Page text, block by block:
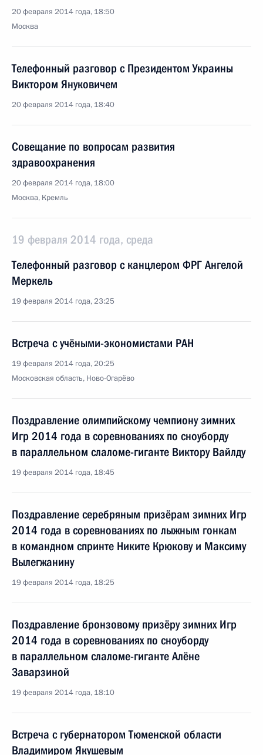
20 февраля 2014 года, 18:50
Москва
Телефонный разговор с Президентом Украины
Виктором Януковичем
20 февраля 2014 года, 18:40
Совещание по вопросам развития
здравоохранения
20 февраля 2014 года, 18:00
Москва, Кремль
19 февраля 2014 года, среда
Телефонный разговор с канцлером ФРГ Ангелой
Меркель
19 февраля 2014 года, 23:25
Встреча с учёными-экономистами РАН
19 февраля 2014 года, 20:25
Московская область, Ново-Огарёво
Поздравление олимпийскому чемпиону зимних
Игр 2014 года в соревнованиях по сноуборду
в параллельном слаломе-гиганте Виктору Вайлду
19 февраля 2014 года, 18:45
Поздравление серебряным призёрам зимних Игр
2014 года в соревнованиях по лыжным гонкам
в командном спринте Никите Крюкову и Максиму
Вылегжанину
19 февраля 2014 года, 18:25
Поздравление бронзовому призёру зимних Игр
2014 года в соревнованиях по сноуборду
в параллельном слаломе-гиганте Алёне
Заварзиной
19 февраля 2014 года, 18:10
Встреча с губернатором Тюменской области
Владимиром Якушевым